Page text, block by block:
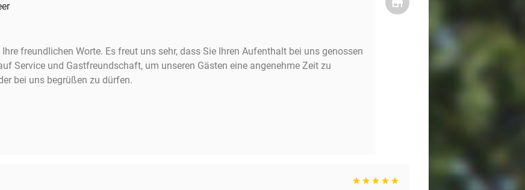
freundlichen Worte. Es freut uns sehr, dass Sie Ihren Aufenthalt bei uns genossen
Service und Gastfreundschaft, um unseren Gästen eine angenehme Zeit zu
bei uns begrüßen zu dürfen.